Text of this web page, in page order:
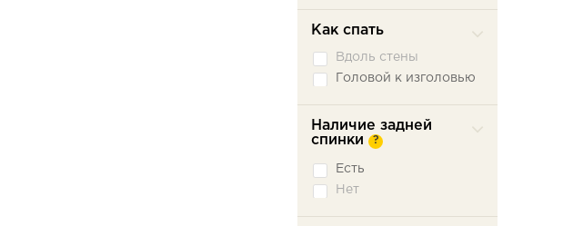
Как спать
Вдоль стены
Головой к изголовью
Наличие задней
спинки
?
Есть
Нет